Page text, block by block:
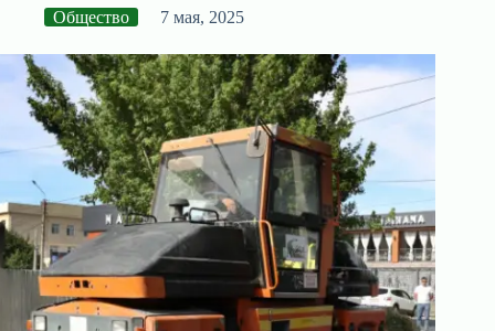
Общество 7 мая, 2025